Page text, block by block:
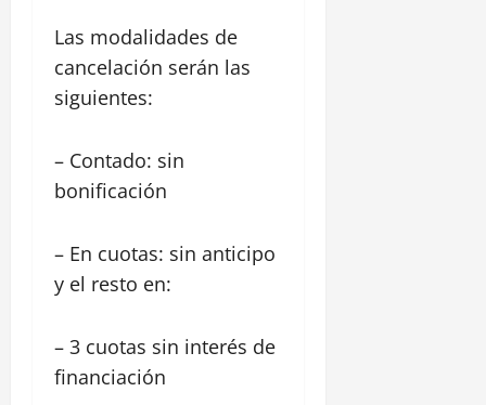
Las modalidades de
cancelación serán las
siguientes:
– Contado: sin
bonificación
– En cuotas: sin anticipo
y el resto en:
– 3 cuotas sin interés de
financiación